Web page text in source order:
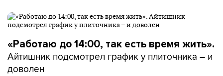
«Работаю до 14:00, так есть время жить».
Айтишник подсмотрел график у плиточника – и
доволен